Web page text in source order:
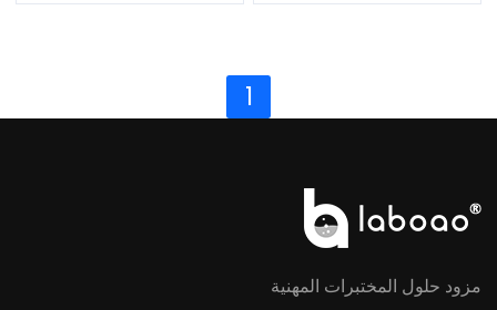
1
مزود حلول المختبرات المهنية